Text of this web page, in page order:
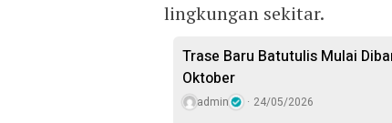
lingkungan sekitar.
Trase Baru Batutulis Mulai
Oktober
admin 24/05/2026